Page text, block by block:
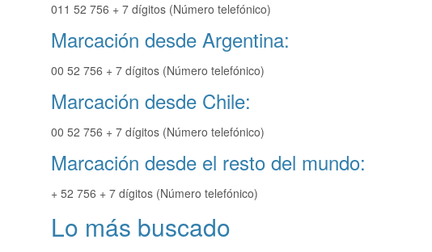
011 52 756 + 7 dígitos (Número telefónico)
Marcación desde Argentina:
00 52 756 + 7 dígitos (Número telefónico)
Marcación desde Chile:
00 52 756 + 7 dígitos (Número telefónico)
Marcación desde el resto del mundo:
+ 52 756 + 7 dígitos (Número telefónico)
Lo más buscado